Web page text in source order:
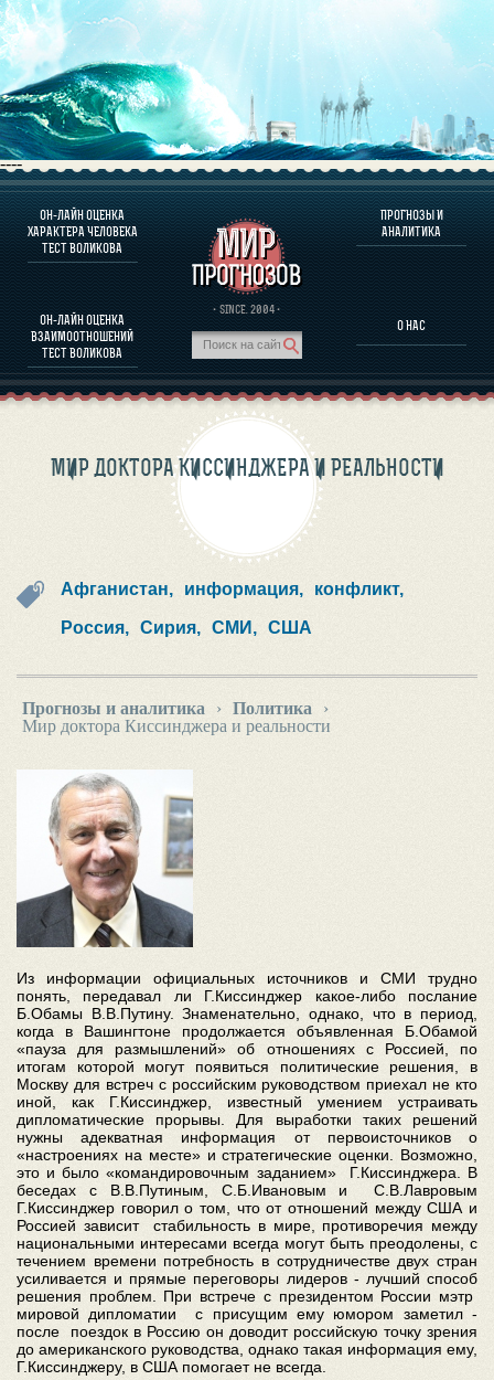
----
ОН-ЛАЙН ОЦЕНКА
ХАРАКТЕРА ЧЕЛОВЕКА
ТЕСТ ВОЛИКОВА
ОН-ЛАЙН ОЦЕНКА
ВЗАИМООТНОШЕНИЙ
ТЕСТ ВОЛИКОВА
· SINCE. 2004 ·
ПРОГНОЗЫ И
АНАЛИТИКА
О НАС
О ПРОГРАММЕ
ОЦЕНКА ХАРАКТЕРA ЧЕЛОВЕКА
ОЦЕНКА ХАРАКТЕРА ВЫДАЮЩИХСЯ ЛИЧНОСТЕЙ
О ПРОГРАММЕ
ПРОГНОЗЫ И АНАЛИТИКА
МИР ДОКТОРА КИССИНДЖЕРА И РЕАЛЬНОСТИ
Афганистан, информация, конфликт,
Россия, Сирия, СМИ, США
Прогнозы и аналитика › Политика
›
Мир доктора Киссинджера и реальности
Из информации официальных источников и СМИ трудно
понять, передавал ли Г.Киссинджер какое-либо послание
Б.Обамы В.В.Путину. Знаменательно, однако, что в период,
когда в Вашингтоне продолжается объявленная Б.Обамой
«пауза для размышлений» об отношениях с Россией, по
итогам которой могут появиться политические решения, в
Москву для встреч с российским руководством приехал не кто
иной, как Г.Киссинджер, известный умением устраивать
дипломатические прорывы. Для выработки таких решений
нужны адекватная информация от первоисточников о
«настроениях на месте» и стратегические оценки. Возможно,
это и было «командировочным заданием» Г.Киссинджера. В
беседах с В.В.Путиным, С.Б.Ивановым и С.В.Лавровым
Г.Киссинджер говорил о том, что от отношений между США и
Россией зависит стабильность в мире, противоречия между
национальными интересами всегда могут быть преодолены, с
течением времени потребность в сотрудничестве двух стран
усиливается и прямые переговоры лидеров - лучший способ
решения проблем. При встрече с президентом России мэтр
мировой дипломатии с присущим ему юмором заметил -
после поездок в Россию он доводит российскую точку зрения
до американского руководства, однако такая информация ему,
Г.Киссинджеру, в США помогает не всегда.